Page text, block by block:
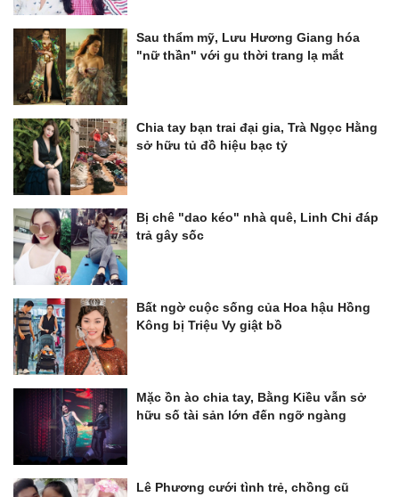
Sau thẩm mỹ, Lưu Hương Giang hóa
"nữ thần" với gu thời trang lạ mắt
Chia tay bạn trai đại gia, Trà Ngọc Hằng
sở hữu tủ đồ hiệu bạc tỷ
Bị chê "dao kéo" nhà quê, Linh Chi đáp
trả gây sốc
Bất ngờ cuộc sống của Hoa hậu Hồng
Kông bị Triệu Vy giật bồ
Mặc ồn ào chia tay, Bằng Kiều vẫn sở
hữu số tài sản lớn đến ngỡ ngàng
Lê Phương cưới tình trẻ, chồng cũ